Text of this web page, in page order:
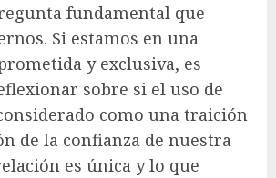
fundamental que
Si estamos en una
y exclusiva, es
sobre si el uso de
como una traición
de la confianza de nuestra
es única y lo que